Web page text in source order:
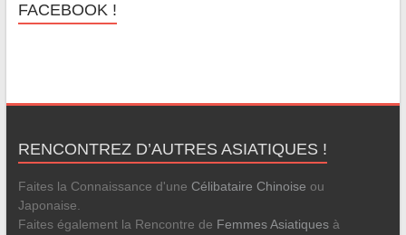
FACEBOOK !
RENCONTREZ D’AUTRES ASIATIQUES !
Faites la Connaissance d'une Célibataire Chinoise ou
Japonaise.
Faites également la Rencontre de Femmes Asiatiquesà